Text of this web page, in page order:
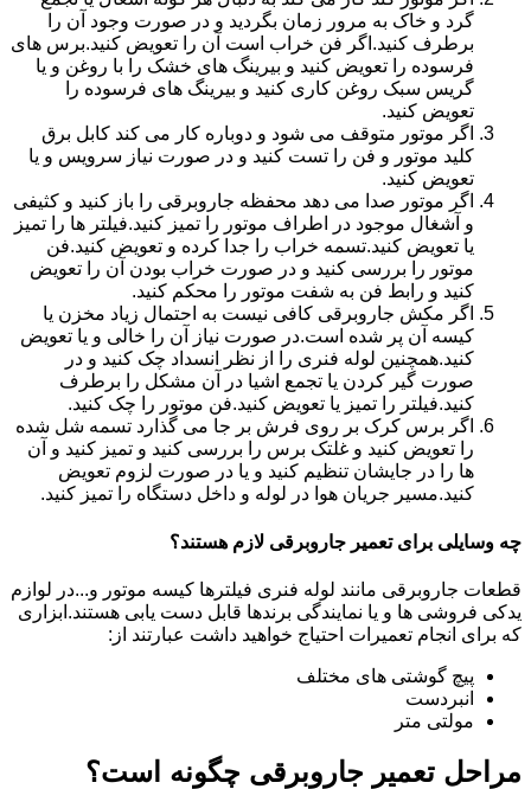
گرد و خاک به مرور زمان بگردید و در صورت وجود آن را
برطرف کنید.اگر فن خراب است آن را تعویض کنید.برس های
فرسوده را تعویض کنید و بیرینگ های خشک را با روغن و یا
گریس سبک روغن کاری کنید و بیرینگ های فرسوده را
تعویض کنید.
اگر موتور متوقف می شود و دوباره کار می کند کابل برق
کلید موتور و فن را تست کنید و در صورت نیاز سرویس و یا
تعویض کنید.
اگر موتور صدا می دهد محفظه جاروبرقی را باز کنید و کثیفی
و آشغال موجود در اطراف موتور را تمیز کنید.فیلتر ها را تمیز
یا تعویض کنید.تسمه خراب را جدا کرده و تعویض کنید.فن
موتور را بررسی کنید و در صورت خراب بودن آن را تعویض
کنید و رابط فن به شفت موتور را محکم کنید.
اگر مکش جاروبرقی کافی نیست به احتمال زیاد مخزن یا
کیسه آن پر شده است.در صورت نیاز آن را خالی و یا تعویض
کنید.همچنین لوله فنری را از نظر انسداد چک کنید و در
صورت گیر کردن یا تجمع اشیا در آن مشکل را برطرف
کنید.فیلتر را تمیز یا تعویض کنید.فن موتور را چک کنید.
اگر برس کرک بر روی فرش بر جا می گذارد تسمه شل شده
را تعویض کنید و غلتک برس را بررسی کنید و تمیز کنید و آن
ها را در جایشان تنظیم کنید و یا در صورت لزوم تعویض
کنید.مسیر جریان هوا در لوله و داخل دستگاه را تمیز کنید.
چه وسایلی برای تعمیر جاروبرقی لازم هستند؟
قطعات جاروبرقی مانند لوله فنری فیلترها کیسه موتور و...در لوازم
یدکی فروشی ها و یا نمایندگی برندها قابل دست یابی هستند.ابزاری
که برای انجام تعمیرات احتیاج خواهید داشت عبارتند از:
پیچ گوشتی های مختلف
انبردست
مولتی متر
مراحل تعمیر جاروبرقی چگونه است؟